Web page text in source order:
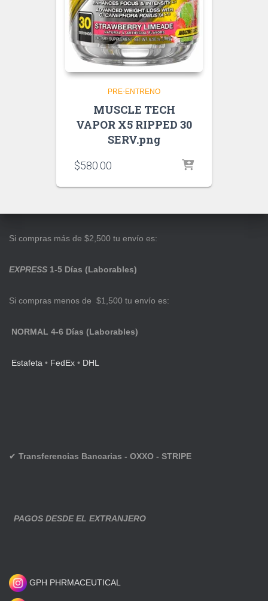
PRE-ENTRENO
MUSCLE TECH
VAPOR X5 RIPPED 30
SERV.png
$580.00
Si compras más de $2,500 tu envío es:
EXPRESS 1-5 Días (Laborables)
Si compras menos de $1,500 tu envío es:
NORMAL 4-6 Días (Laborables)
Estafeta • FedEx • DHL
✔ Transferencias Bancarias - OXXO - STRIPE
PAGOS DESDE EL EXTRANJERO
GPH PHRMACEUTICAL